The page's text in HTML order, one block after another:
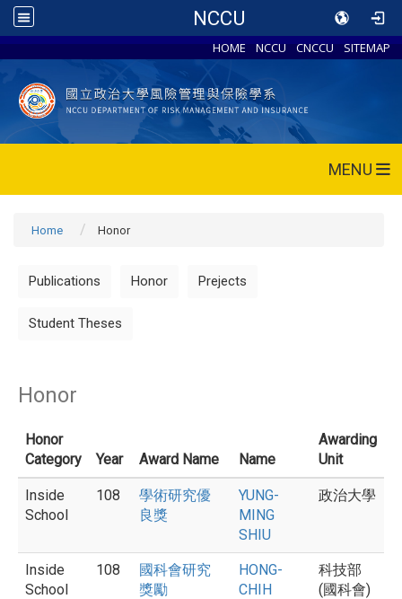
NCCU
HOME NCCU CNCCU SITEMAP
MENU
Home Honor
Publications Honor Prejects
Student Theses
Honor
Honor
Category
Year Award Name Name
Awarding
Unit
Inside
School
108
學術研究優
良獎
YUNG-
MING
SHIU
政治大學
Inside
School
108
國科會研究
獎勵
HONG-
CHIH
科技部
(國科會)